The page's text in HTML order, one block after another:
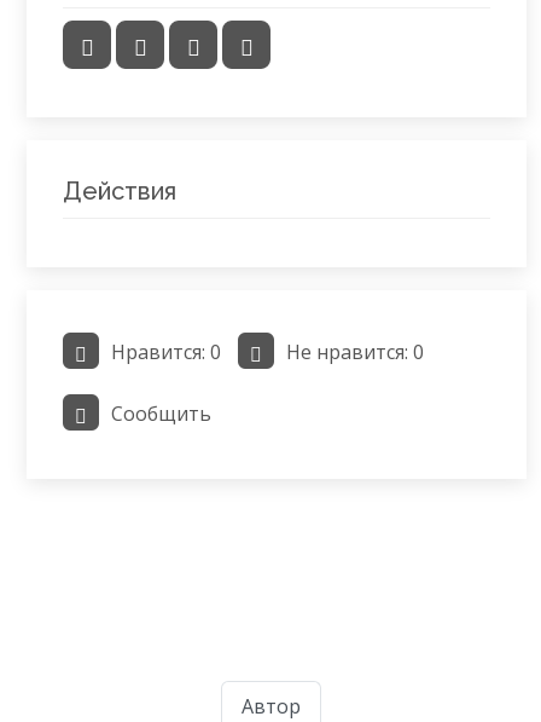
Действия
Нравится: 0 Не нравится: 0
Сообщить
Автор